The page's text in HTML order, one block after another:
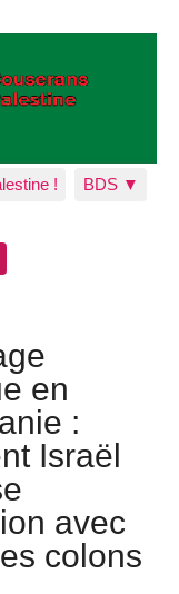
!
BDS ▼
en
:
Israël
avec
colons